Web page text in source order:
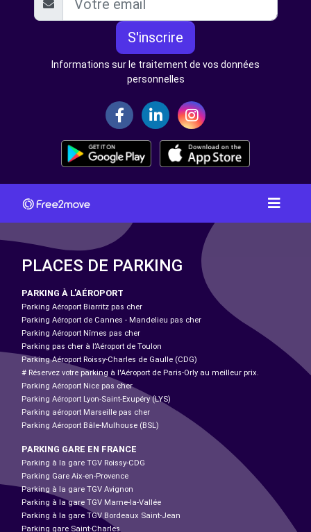
S'inscrire
Informations sur le traitement de vos données
personnelles
PLACES DE PARKING
PARKING À L'AÉROPORT
Parking Aéroport Biarritz pas cher
Parking Aéroport de Cannes - Mandelieu pas cher
Parking Aéroport Nîmes pas cher
Parking pas cher à l’Aéroport de Toulon
Parking Aéroport Roissy-Charles de Gaulle (CDG)
# Réservez votre parking à l'Aéroport de Paris-Orly au meilleur prix.
Parking Aéroport Nice pas cher
Parking Aéroport Lyon-Saint-Exupéry (LYS)
Parking aéroport Marseille pas cher
Parking Aéroport Bâle-Mulhouse (BSL)
PARKING GARE EN FRANCE
Parking à la gare TGV Roissy-CDG
Parking Gare Aix-en-Provence
Parking à la gare TGV Avignon
Parking à la gare TGV Marne-la-Vallée
Parking à la gare TGV Bordeaux Saint-Jean
Parking gare Saint-Charles